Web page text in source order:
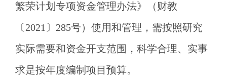
繁荣计划专项资金管理办法》（财教
〔 2021〕285号）使用和管理，需按照研究
实际需要和资金开支范围，科学合理、实事
求是按年度编制项目预算。